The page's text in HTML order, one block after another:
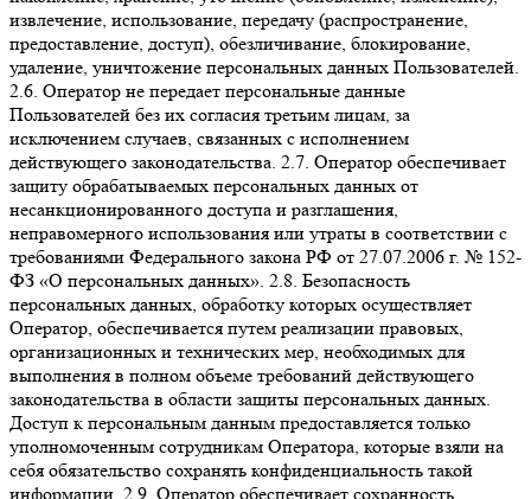
извлечение, использование, передачу (распространение,
предоставление, доступ), обезличивание, блокирование,
удаление, уничтожение персональных данных Пользователей.
2.6. Оператор не передает персональные данные
Пользователей без их согласия третьим лицам, за
исключением случаев, связанных с исполнением
действующего законодательства. 2.7. Оператор обеспечивает
защиту обрабатываемых персональных данных от
несанкционированного доступа и разглашения,
неправомерного использования или утраты в соответствии с
требованиями Федерального закона РФ от 27.07.2006 г. № 152-
ФЗ «О персональных данных». 2.8. Безопасность
персональных данных, обработку которых осуществляет
Оператор, обеспечивается путем реализации правовых,
организационных и технических мер, необходимых для
выполнения в полном объеме требований действующего
законодательства в области защиты персональных данных.
Доступ к персональным данным предоставляется только
уполномоченным сотрудникам Оператора, которые взяли на
себя обязательство сохранять конфиденциальность такой
информации. 2.9. Оператор обеспечивает сохранность